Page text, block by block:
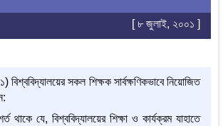
[ ৮ জুলাই, ২০০১ ]
বিশ্ববিদ্যালয়ের সকল শিক্ষক সার্বক্ষণিকভাবে নিয়োজিত
থাকে যে, বিশ্ববিদ্যালয়ের শিক্ষা ও কার্যক্রম যাহাতে